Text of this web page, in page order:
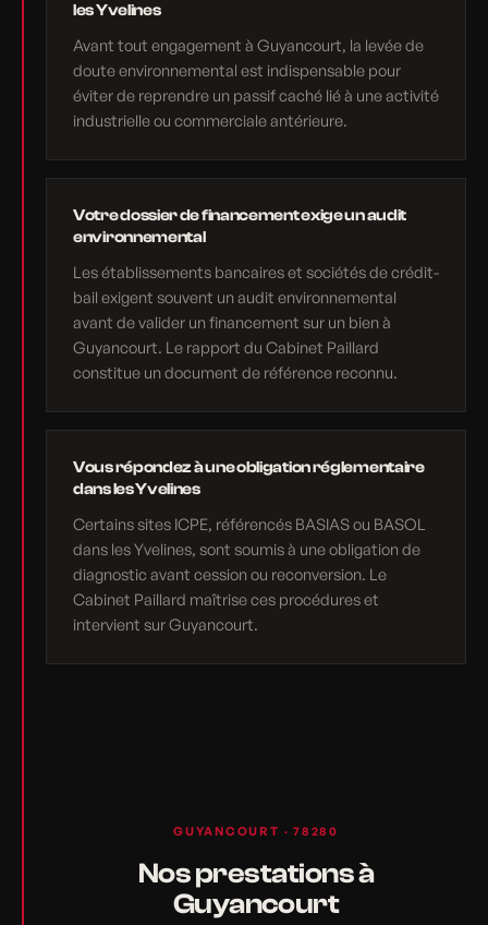
les Yvelines
Avant tout engagement à Guyancourt, la levée de
doute environnemental est indispensable pour
éviter de reprendre un passif caché lié à une activité
industrielle ou commerciale antérieure.
Votre dossier de financement exige un audit
environnemental
Les établissements bancaires et sociétés de crédit-
bail exigent souvent un audit environnemental
avant de valider un financement sur un bien à
Guyancourt. Le rapport du Cabinet Paillard
constitue un document de référence reconnu.
Vous répondez à une obligation réglementaire
dans les Yvelines
Certains sites ICPE, référencés BASIAS ou BASOL
dans les Yvelines, sont soumis à une obligation de
diagnostic avant cession ou reconversion. Le
Cabinet Paillard maîtrise ces procédures et
intervient sur Guyancourt.
GUYANCOURT · 78280
Nos prestations à
Guyancourt